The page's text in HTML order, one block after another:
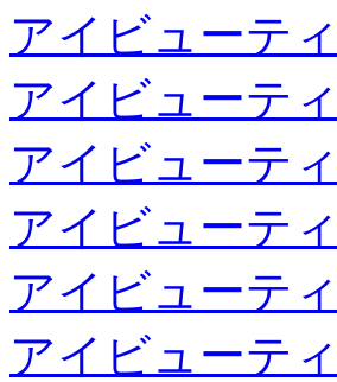
アイビューテ
アイビューテ
アイビューテ
アイビューテ
アイビューテ
アイビューテ